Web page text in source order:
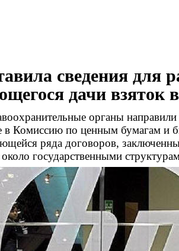
сведения для
дачи взяток
органы
в Комиссию по ценным бумагам
ряда договоров,
около государственными